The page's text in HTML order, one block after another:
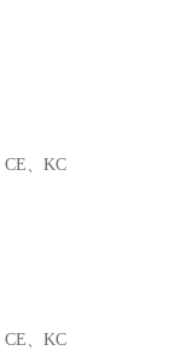
CE、KC
CE、KC